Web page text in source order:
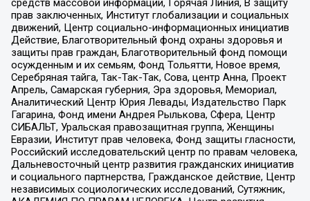
средств массовой информации, Горячая Линия, В защиту
прав заключенных, Институт глобализации и социальных
движений, Центр социально-информационных инициатив
Действие, Благотворительный фонд охраны здоровья и
защиты прав граждан, Благотворительный фонд помощи
осужденным и их семьям, Фонд Тольятти, Новое время,
Серебряная тайга, Так-Так-Так, Сова, центр Анна, Проект
Апрель, Самарская губерния, Эра здоровья, Мемориал,
Аналитический Центр Юрия Левады, Издательство Парк
Гагарина, Фонд имени Андрея Рылькова, Сфера, Центр
СИБАЛЬТ, Уральская правозащитная группа, Женщины
Евразии, Институт прав человека, Фонд защиты гласности,
Российский исследовательский центр по правам человека,
Дальневосточный центр развития гражданских инициатив
и социального партнерства, Гражданское действие, Центр
независимых социологических исследований, Сутяжник,